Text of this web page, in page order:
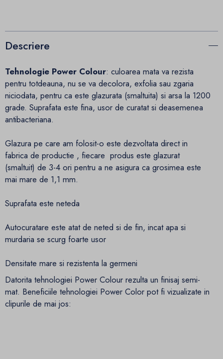
Descriere
Tehnologie Power Colour: culoarea mata va rezista
pentru totdeauna, nu se va decolora, exfolia sau zgaria
niciodata, pentru ca este glazurata (smaltuita) si arsa la 1200
grade. Suprafata este fina, usor de curatat si deasemenea
antibacteriana.
Glazura pe care am folosit-o este dezvoltata direct in
fabrica de productie , fiecare produs este glazurat
(smaltuit) de 3-4 ori pentru a ne asigura ca grosimea este
mai mare de 1,1 mm.
Suprafata este neteda
Autocuratare este atat de neted si de fin, incat apa si
murdaria se scurg foarte usor
Densitate mare si rezistenta la germeni
Datorita tehnologiei Power Colour rezulta un finisaj semi-
mat. Beneficiile tehnologiei Power Color pot fi vizualizate in
clipurile de mai jos: